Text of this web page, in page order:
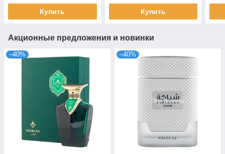
Купить Купить
Акционные предложения и новинки
–40% –40%